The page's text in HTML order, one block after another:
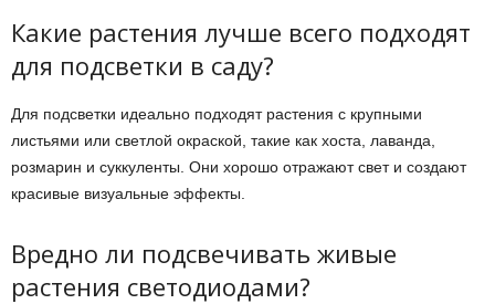
Какие растения лучше всего подходят
для подсветки в саду?
Для подсветки идеально подходят растения с крупными
листьями или светлой окраской, такие как хоста, лаванда,
розмарин и суккуленты. Они хорошо отражают свет и создают
красивые визуальные эффекты.
Вредно ли подсвечивать живые
растения светодиодами?